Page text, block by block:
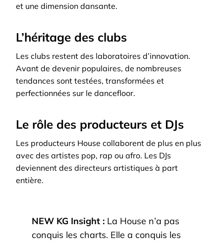
et une dimension dansante.
L’héritage des clubs
Les clubs restent des laboratoires d’innovation.
Avant de devenir populaires, de nombreuses
tendances sont testées, transformées et
perfectionnées sur le dancefloor.
Le rôle des producteurs et DJs
Les producteurs House collaborent de plus en plus
avec des artistes pop, rap ou afro. Les DJs
deviennent des directeurs artistiques à part
entière.
NEW KG Insight : La House n’a pas
conquis les charts. Elle a conquis les